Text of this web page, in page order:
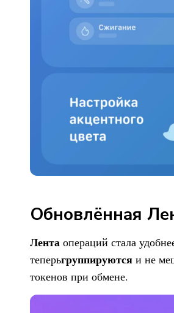
Обновлённая
Лента операций стала
теперьгруппируются и не
токенов при обмене.